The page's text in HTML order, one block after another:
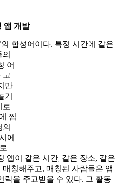
앱 개발
의 합성어이다. 특정 시간에 같은
어
고
만
기
로
찜
에
앱이 같은 시간, 같은 장소, 같은
칭해주고, 매칭된 사람들은 앱
락을 주고받을 수 있다. 그 활동